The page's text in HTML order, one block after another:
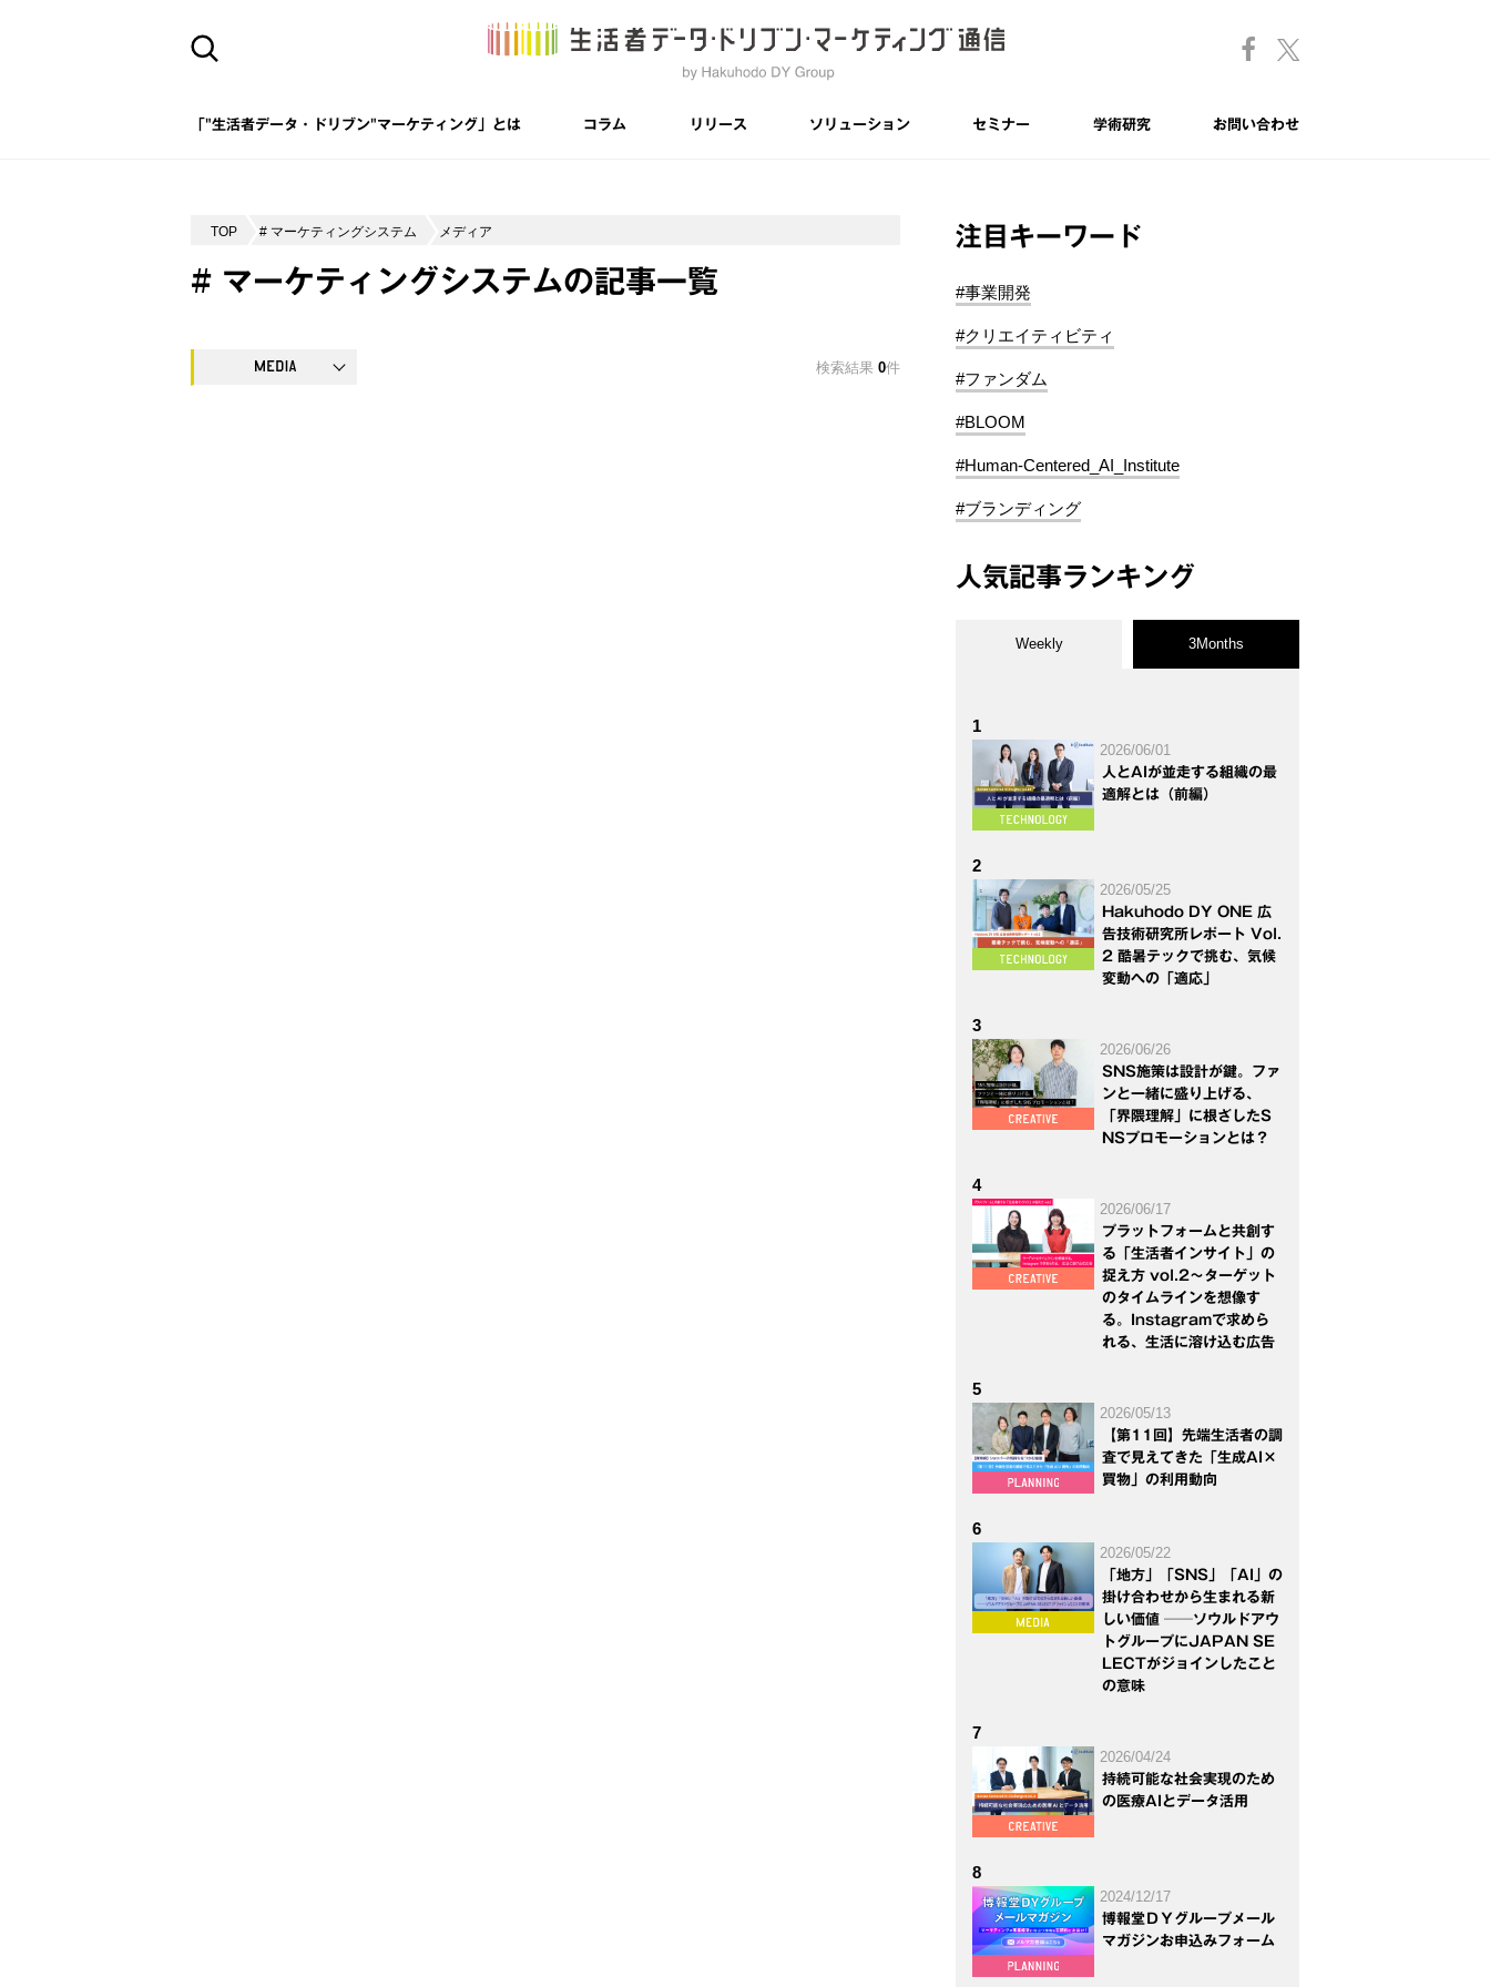
「"生活者データ・ドリブン"マーケティング」とは コラム リリース ソリューション セミナー 学術研究 お問い合わせ
TOP # マーケティングシステム メディア
# マーケティングシステムの記事一覧
検索結果 0件
注目キーワード
#事業開発
#クリエイティビティ
#ファンダム
#BLOOM
#Human-Centered_AI_Institute
#ブランディング
人気記事ランキング
Weekly 3Months
1
2026/06/01
人とAIが並走する組織の最
適解とは（前編）
2
2026/05/25
Hakuhodo DY ONE 広
告技術研究所レポート Vol.
2 酷暑テックで挑む、気候
変動への「適応」
3
2026/06/26
SNS施策は設計が鍵。ファ
ンと一緒に盛り上げる、
「界隈理解」に根ざしたS
NSプロモーションとは？
4
2026/06/17
プラットフォームと共創す
る「生活者インサイト」の
捉え方 vol.2～ターゲット
のタイムラインを想像す
る。Instagramで求めら
れる、生活に溶け込む広告
5
2026/05/13
【第11回】先端生活者の調
査で見えてきた「生成AI×
買物」の利用動向
6
2026/05/22
「地方」「SNS」「AI」の
掛け合わせから生まれる新
しい価値 ──ソウルドアウ
トグループにJAPAN SE
LECTがジョインしたこと
の意味
7
2026/04/24
持続可能な社会実現のため
の医療AIとデータ活用
8
2024/12/17
博報堂ＤＹグループメール
マガジンお申込みフォーム